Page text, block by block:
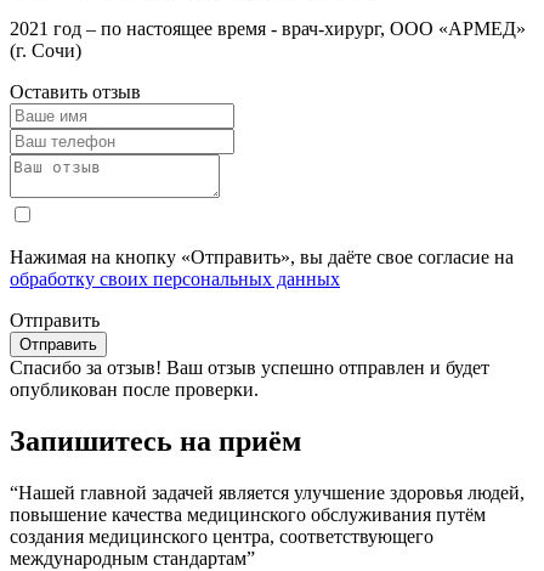
2021 год – по настоящее время - врач-хирург, ООО «АРМЕД»
(г. Сочи)
Оставить отзыв
Нажимая на кнопку «Отправить», вы даёте свое согласие на
обработку своих персональных данных
Отправить
Спасибо за отзыв! Ваш отзыв успешно отправлен и будет
опубликован после проверки.
Запишитесь на приём
“Нашей главной задачей является улучшение здоровья людей,
повышение качества медицинского обслуживания путём
создания медицинского центра, соответствующего
международным стандартам”